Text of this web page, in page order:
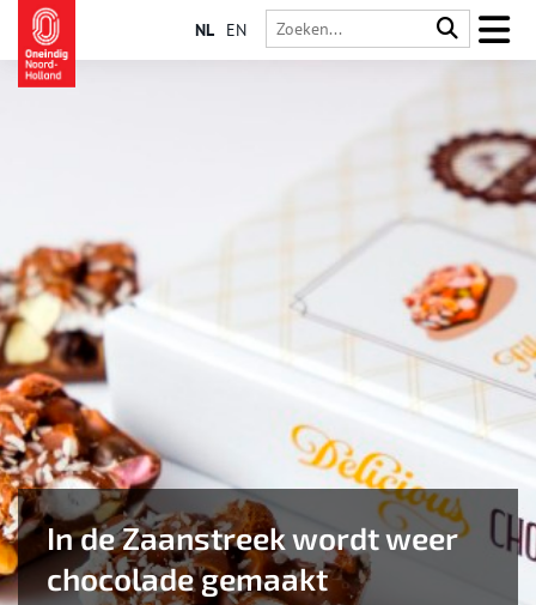
NL EN
In de Zaanstreek wordt weer
chocolade gemaakt